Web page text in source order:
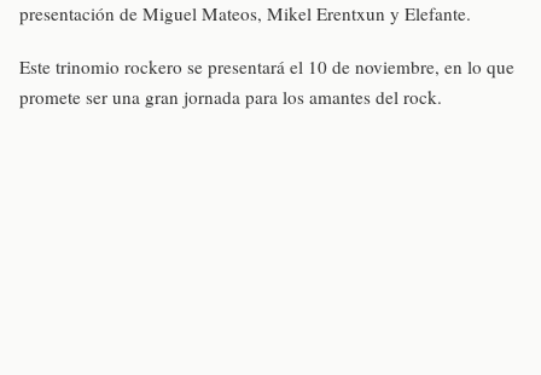
presentación de Miguel Mateos, Mikel Erentxun y Elefante.
Este trinomio rockero se presentará el 10 de noviembre, en lo que
promete ser una gran jornada para los amantes del rock.